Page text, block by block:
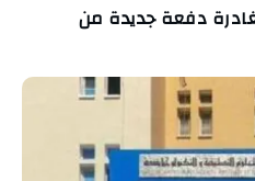
دفعة جديدة من